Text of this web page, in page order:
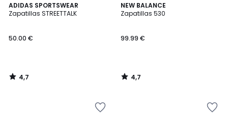
ADIDAS SPORTSWEAR
Zapatillas STREETTALK
50.00 €
4,7
/ 5
4,7
/
NEW BALANCE
Zapatillas 530
99.99 €
4,7
/ 5
4,7
/